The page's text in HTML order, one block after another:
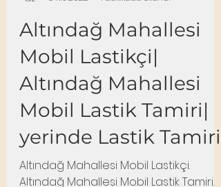
Aşiroğlu Lastik Servisi
8 Nis 2022
1 dakikada okunur
Altındağ Mahallesi
Mobil Lastikçi|
Altındağ Mahallesi
Mobil Lastik Tamiri|
yerinde Lastik Tamiri